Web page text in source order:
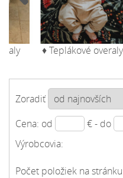
♦ Teplákové overaly
Zoradiť
Cena: od
€ - do
Výrobcovia:
Počet položiek na